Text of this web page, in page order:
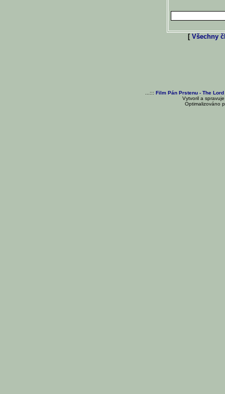
[ Všechny
...::: Film Pán Prstenu - The
Vytvoril a
Optimalizováno